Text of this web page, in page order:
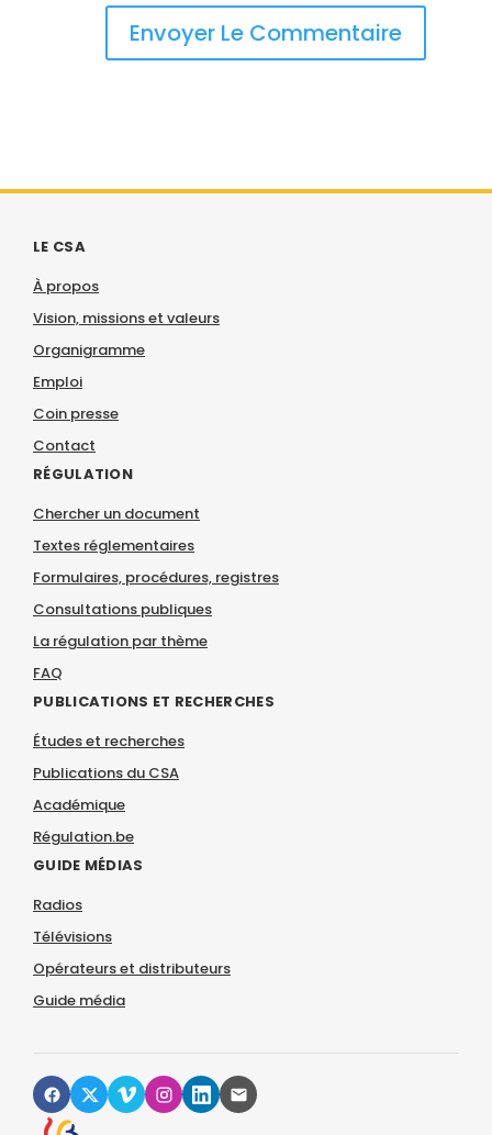
LE CSA
À propos
Vision, missions et valeurs
Organigramme
Emploi
Coin presse
Contact
RÉGULATION
Chercher un document
Textes réglementaires
Formulaires, procédures, registres
Consultations publiques
La régulation par thème
FAQ
PUBLICATIONS ET RECHERCHES
Études et recherches
Publications du CSA
Académique
Régulation.be
GUIDE MÉDIAS
Radios
Télévisions
Opérateurs et distributeurs
Guide média